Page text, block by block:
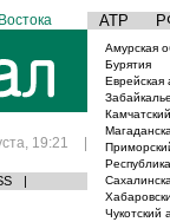
АТР
19:21 |
|
Амурская
Бурятия
Еврейская
Чукотский